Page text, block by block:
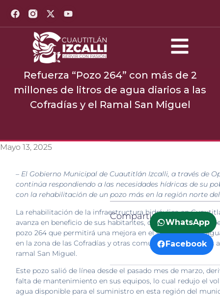
Refuerza “Pozo 264” con más de 2
millones de litros de agua diarios a las
Cofradías y el Ramal San Miguel
Mayo 13, 2025
– El Gobierno Municipal de Cuautitlán Izcalli, a través de
continúa respondiendo a las necesidades hídricas de su
con la rehabilitación de un pozo más en la región norte
La rehabilitación de la infraestructura hidráulica en
avanza en beneficio de sus habitantes, con la entrada en
pozo 264 que permitirá una mejora en el suministro de
en la zona de las Cofradías y otras comunidades enlazadas
ramal San Miguel.
Este pozo salió de línea desde el pasado mes de marzo,
falta de mantenimiento en sus equipos, lo cual redujo el
agua disponible para el suministro en esta región del
Compartir:
WhatsApp
Facebook